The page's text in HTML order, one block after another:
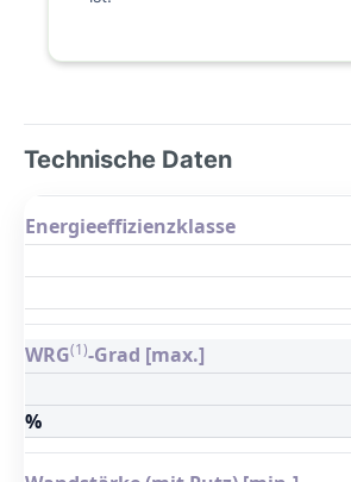
Technische Daten
Energieeffizienzklasse
WRG(1)-Grad [max.]
%